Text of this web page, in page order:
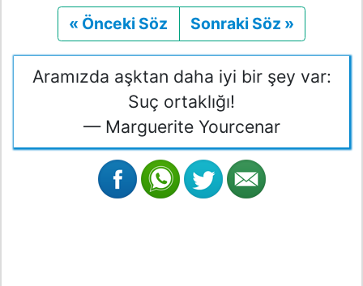
« Önceki Söz Önceki
Sonraki Söz »
Aramızda aşktan daha iyi bir şey var:
Suç ortaklığı!
— Marguerite Yourcenar